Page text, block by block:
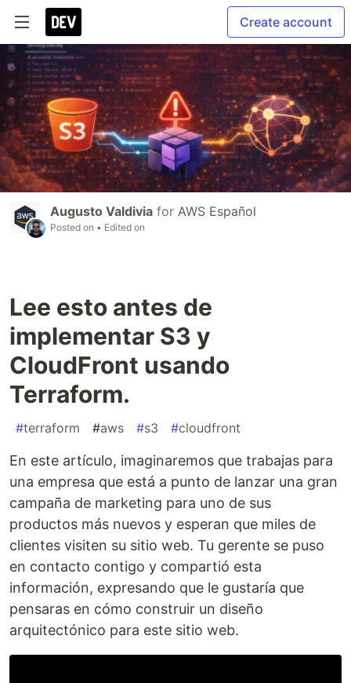
Create account
Augusto Valdivia for AWS Español
Posted on • Edited on
Lee esto antes de
implementar S3 y
CloudFront usando
Terraform.
#terraform #aws #s3 #cloudfront
En este artículo, imaginaremos que trabajas para
una empresa que está a punto de lanzar una gran
campaña de marketing para uno de sus
productos más nuevos y esperan que miles de
clientes visiten su sitio web. Tu gerente se puso
en contacto contigo y compartió esta
información, expresando que le gustaría que
pensaras en cómo construir un diseño
arquitectónico para este sitio web.